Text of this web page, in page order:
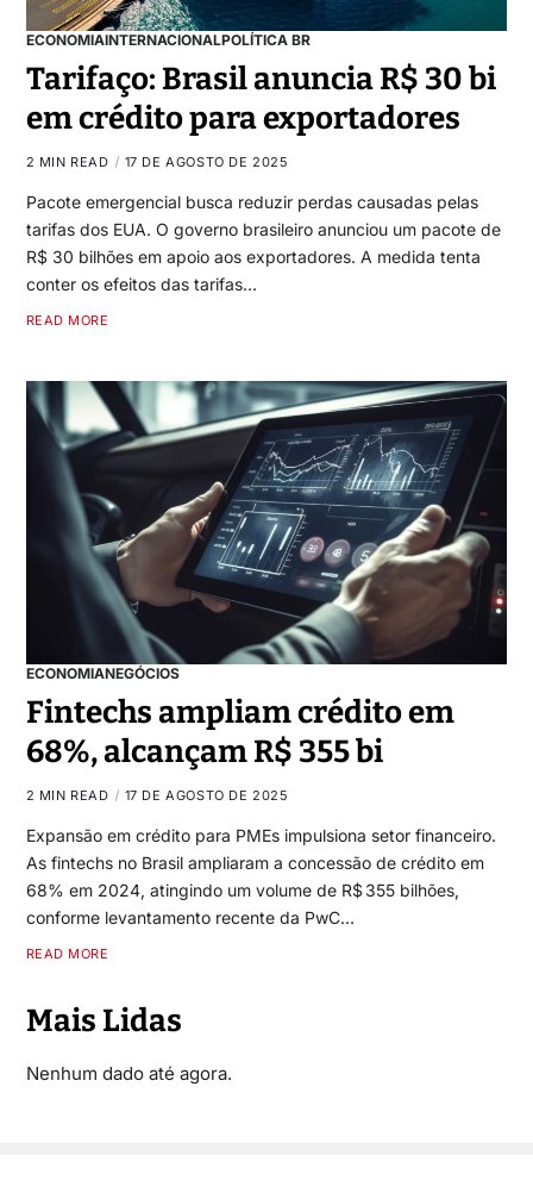
ECONOMIAINTERNACIONALPOLÍTICA BR
Tarifaço: Brasil anuncia R$ 30 bi
em crédito para exportadores
2 MIN READ 17 DE AGOSTO DE 2025
Pacote emergencial busca reduzir perdas causadas pelas
tarifas dos EUA. O governo brasileiro anunciou um pacote de
R$ 30 bilhões em apoio aos exportadores. A medida tenta
conter os efeitos das tarifas…
READ MORE
ECONOMIANEGÓCIOS
Fintechs ampliam crédito em
68%, alcançam R$ 355 bi
2 MIN READ 17 DE AGOSTO DE 2025
Expansão em crédito para PMEs impulsiona setor financeiro.
As fintechs no Brasil ampliaram a concessão de crédito em
68% em 2024, atingindo um volume de R$ 355 bilhões,
conforme levantamento recente da PwC…
READ MORE
Mais Lidas
Nenhum dado até agora.